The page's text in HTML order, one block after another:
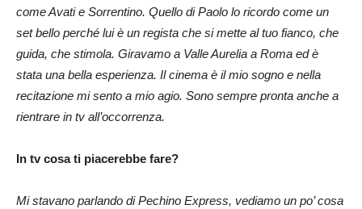
come Avati e Sorrentino. Quello di Paolo lo ricordo come un
set bello perché lui è un regista che si mette al tuo fianco, che
guida, che stimola. Giravamo a Valle Aurelia a Roma ed è
stata una bella esperienza. Il cinema è il mio sogno e nella
recitazione mi sento a mio agio. Sono sempre pronta anche a
rientrare in tv all’occorrenza.
In tv cosa ti piacerebbe fare?
Mi stavano parlando di Pechino Express, vediamo un po’ cosa